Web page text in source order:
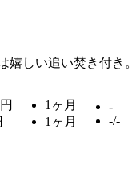
しい追い焚き付き。
1ヶ月
1ヶ月
-
-/-